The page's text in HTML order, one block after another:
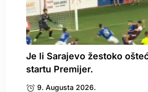
Je li Sarajevo žestoko
startu Premijer.
9. Augusta 2026.